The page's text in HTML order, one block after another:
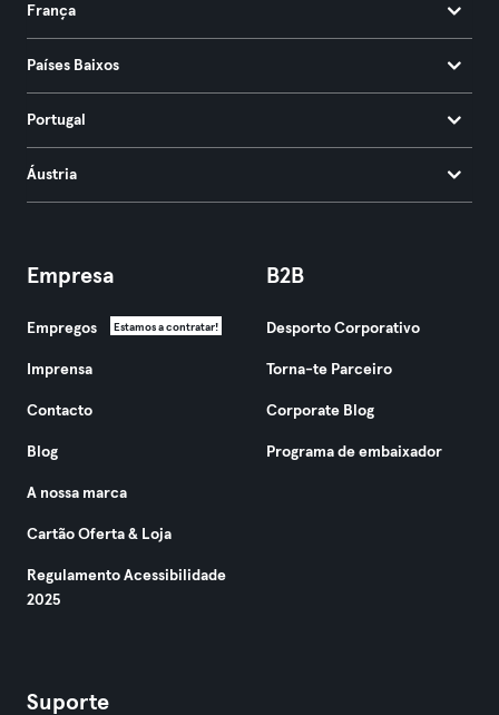
França
Países Baixos
Portugal
Áustria
Empresa
Empregos Estamos a contratar!
Imprensa
Contacto
Blog
A nossa marca
Cartão Oferta & Loja
Regulamento Acessibilidade
2025
B2B
Desporto Corporativo
Torna-te Parceiro
Corporate Blog
Programa de embaixador
Suporte